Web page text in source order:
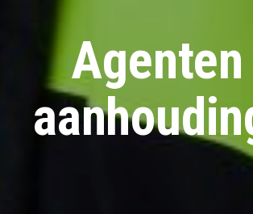
Agenten